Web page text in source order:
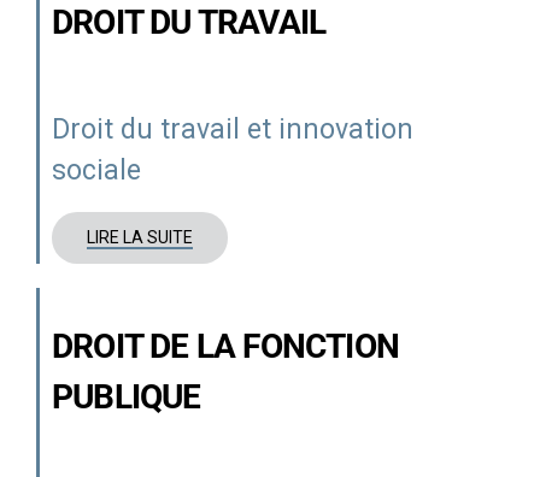
DROIT DU TRAVAIL
Droitdu travail et innovation
sociale
LIRE LA SUITE
DROIT DE LA FONCTION
PUBLIQUE